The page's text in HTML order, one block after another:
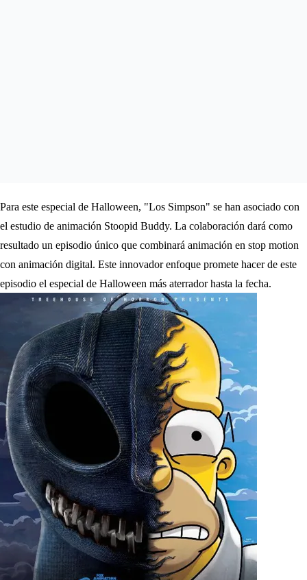
Para este especial de Halloween, "Los Simpson" se han asociado con
el estudio de animación Stoopid Buddy. La colaboración dará como
resultado un episodio único que combinará animación en stop motion
con animación digital. Este innovador enfoque promete hacer de este
episodio el especial de Halloween más aterrador hasta la fecha.